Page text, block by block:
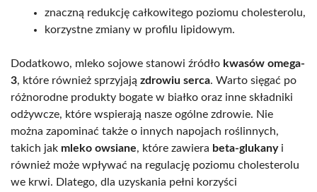
znaczną redukcję całkowitego poziomu cholesterolu,
korzystne zmiany w profilu lipidowym.
Dodatkowo, mleko sojowe stanowi źródło kwasów omega-
3, które również sprzyjają zdrowiu serca. Warto sięgać po
różnorodne produkty bogate w białko oraz inne składniki
odżywcze, które wspierają nasze ogólne zdrowie. Nie
można zapominać także o innych napojach roślinnych,
takich jak mleko owsiane, które zawiera beta-glukanyi
również może wpływać na regulację poziomu cholesterolu
we krwi. Dlatego, dla uzyskania pełni korzyści